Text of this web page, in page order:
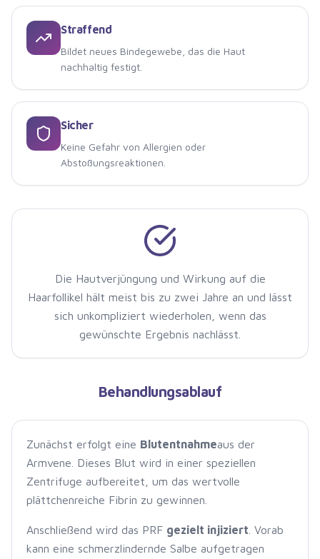
Straffend
Bildet neues Bindegewebe, das die Haut
nachhaltig festigt.
Sicher
Keine Gefahr von Allergien oder
Abstoßungsreaktionen.
Die Hautverjüngung und Wirkung auf die
Haarfollikel hält meist bis zu zwei Jahre an und lässt
sich unkompliziert wiederholen, wenn das
gewünschte Ergebnis nachlässt.
Behandlungsablauf
Zunächst erfolgt eine Blutentnahmeaus der
Armvene. Dieses Blut wird in einer speziellen
Zentrifuge aufbereitet, um das wertvolle
plättchenreiche Fibrin zu gewinnen.
Anschließend wird das PRF gezielt injiziert . Vorab
kann eine schmerzlindernde Salbe aufgetragen